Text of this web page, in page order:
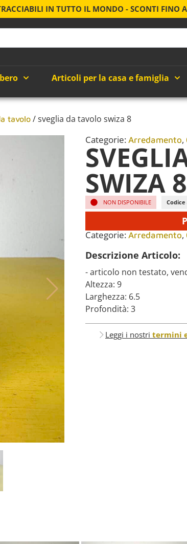
IN TUTTO IL MONDO - SCONTI FINO
Articoli per la casa e famiglia
tavolo / sveglia da tavolo swiza 8
Categorie: Arredamento,
SWIZA 8
NON DISPONIBILE Codice
Categorie: Arredamento,
Descrizione Articolo:
- articolo non testato,
Altezza: 9
Larghezza: 6.5
Profondità: 3
Leggi i nostri termini